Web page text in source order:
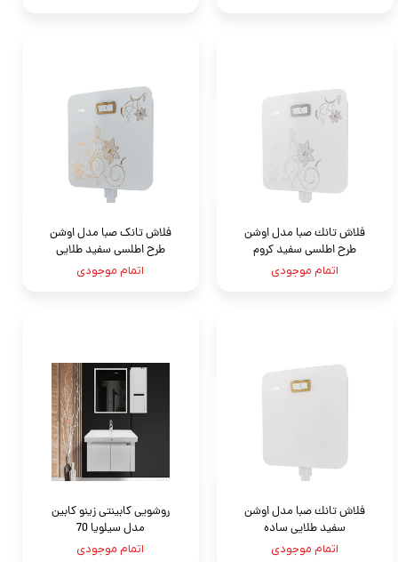
فلاش تانك صبا مدل اوشن
طرح اطلسى سفيد كروم
اتمام موجودی
فلاش تانک صبا مدل اوشن
طرح اطلسی سفید طلایی
اتمام موجودی
فلاش تانك صبا مدل اوشن
سفيد طلايى ساده
اتمام موجودی
روشویی کابینتی زینو کابین
مدل سیلویا 70
اتمام موجودی